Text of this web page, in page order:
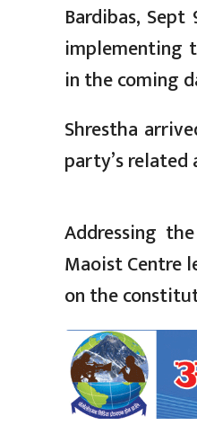
Bardibas,
implementing
in the coming
Shrestha
party’s
Addressing
Maoist Centre
on the